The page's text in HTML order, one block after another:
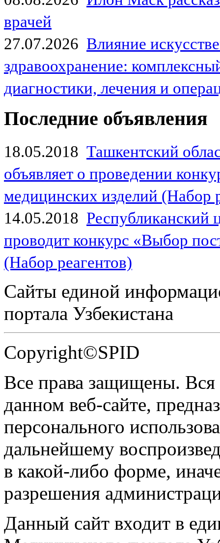
врачей
27.07.2026 Влияние
здравоохранение:
диагностики, лечения и
Последние объявления
18.05.2018 Ташкентский
объявляет о проведении
медицинских изделий (Набор
14.05.2018
проводит конкурс «Выбор
(Набор реагентов)
Сайты единой
портала Узбекистана
Copyright©SPID
Все права защищены.
данном веб-сайте,
персонального
дальнейшему
в какой-либо форме,
разрешения
Данный сайт входит в